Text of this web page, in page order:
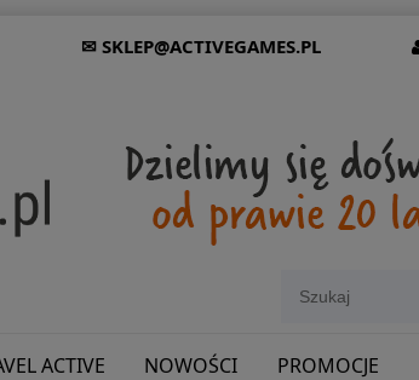
✉ SKLEP@ACTIVEGAMES.PL
ACTIVE NOWOŚCI PROMOCJE